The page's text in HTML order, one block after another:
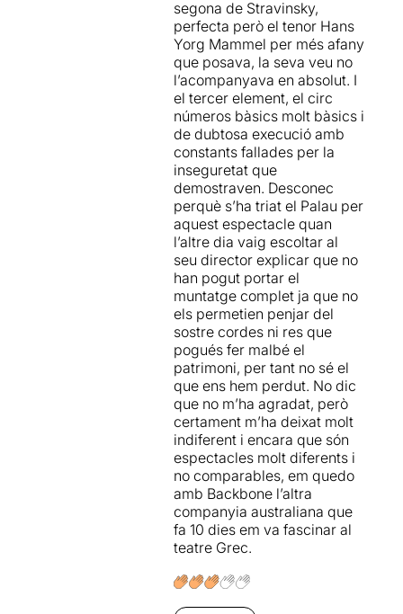
vam conèixer a la
inauguració del Festival
Grec 2013 amb el seu
espectacleOPUS, (vegeu
aquellaressenya) ...
espectacle que vam tornar a
veure al Teatre Lliure en
2018 (vegeu laressenya).
EN MASSEneix de la
necessitat cultural d'una
societat en crisis, d'una
societat que està canviant,
d'una societat que està
estressada. Circa, des del
circ, ens proposa dues
visions de la fi de la
humanitat.
EN MASSE està dividit en
dues parts,una primera que
parla del final de les coses
amb música deSchubert
relacionada i connectada
amb la música electrònica
de la compositora sueca
Klara Lewis. Ambdues
músiques tenen el mateix
sentit amb una altra mena
de paladar musical.Els
lieder de Shubert,
d’hivern) i
segona de Stravinsky,
perfecta però el tenor Hans
Yorg Mammel per més afany
que posava, la seva veu no
l’acompanyava en absolut. I
el tercer element, el circ
números bàsics molt bàsics i
de dubtosa execució amb
constants fallades per la
inseguretat que
demostraven. Desconec
perquè s’ha triat el Palau per
aquest espectacle quan
l’altre dia vaig escoltar al
seu director explicar que no
han pogut portar el
muntatge complet ja que no
els permetien penjar del
sostre cordes ni res que
pogués fer malbé el
patrimoni, per tant no sé el
que ens hem perdut. No dic
que no m’ha agradat, però
certament m’ha deixat molt
indiferent i encara que són
espectacles molt diferents i
no comparables, em quedo
amb Backbone l’altra
companyia australiana que
fa 10 dies em va fascinar al
teatre Grec.